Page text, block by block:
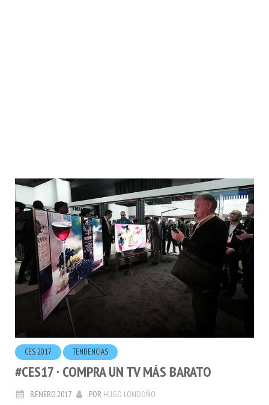
CES 2017 TENDENCIAS
#CES17 · COMPRA UN TV MÁS BARATO
8.ENERO.2017 POR HUGO LONDOÑO